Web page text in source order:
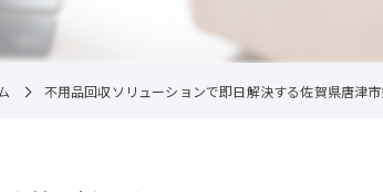
不用品回収ソリューションで即日解決する佐賀県唐津